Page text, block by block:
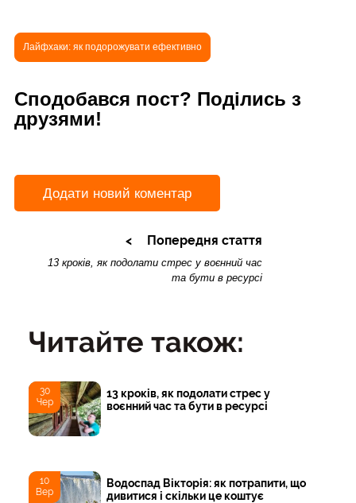
Лайфхаки: як подорожувати ефективно
Сподобався пост? Поділись з
друзями!
Додати новий коментар
Попередня стаття
13 кроків, як подолати стрес у воєнний час
та бути в ресурсі
Читайте також:
30
Чер
13 кроків, як подолати стрес у
воєнний час та бути в ресурсі
10
Вер
Водоспад Вікторія: як потрапити, що
дивитися і скільки це коштує